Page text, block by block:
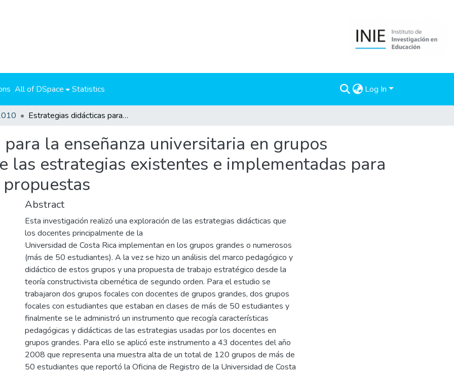
All of DSpace Statistics Log In
Estrategias didácticas para la enseñanza universitaria en grupos grandes: un estudio de las estrategias existentes e implementadas para la creación de nuevas propuestas
la enseñanza universitaria en grupos
las estrategias existentes e implementadas para
Abstract
Esta investigación realizó una exploración de las estrategias didácticas que
los docentes principalmente de la
Universidad de Costa Rica implementan en los grupos grandes o numerosos
(más de 50 estudiantes). A la vez se hizo un análisis del marco pedagógico y
didáctico de estos grupos y una propuesta de trabajo estratégico desde la
teoría constructivista cibernética de segundo orden. Para el estudio se
trabajaron dos grupos focales con docentes de grupos grandes, dos grupos
focales con estudiantes que estaban en clases de más de 50 estudiantes y
finalmente se le administró un instrumento que recogía características
pedagógicas y didácticas de las estrategias usadas por los docentes en
grupos grandes. Para ello se aplicó este instrumento a 43 docentes del año
2008 que representa una muestra alta de un total de 120 grupos de más de
50 estudiantes que reportó la Oficina de Registro de la Universidad de Costa